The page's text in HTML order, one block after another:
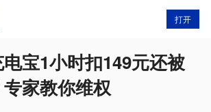
打开
宝1小时扣149元还被
家教你维权